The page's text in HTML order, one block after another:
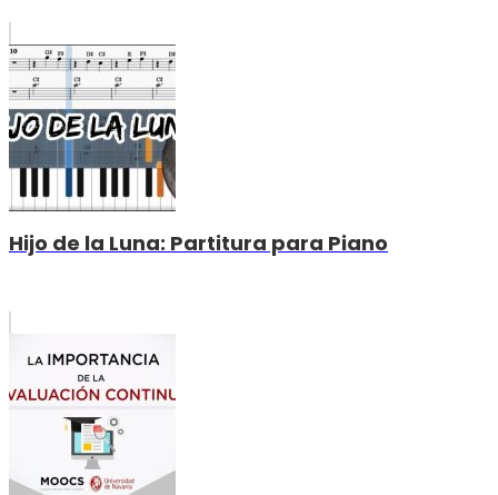
Hijo de la Luna: Partitura para Piano